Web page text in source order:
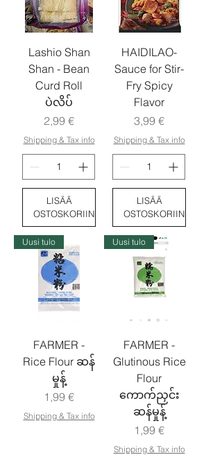
Lashio Shan
Shan - Bean
Curd Roll
ပဲလိပ်
Hinta
2,99 €
Shipping & Tax info
LISÄÄ
OSTOSKORIIN
HAIDILAO-
Sauce for Stir-
Fry Spicy
Flavor
Hinta
3,99 €
Shipping & Tax info
LISÄÄ
OSTOSKORIIN
Uusi tulo
FARMER -
Rice Flour ဆန်
မှုန့်
Hinta
1,99 €
Shipping & Tax info
Uusi tulo
FARMER -
Glutinous Rice
Flour
ကောက်ညှင်း
ဆန်မှုန့်
Hinta
1,99 €
Shipping & Tax info